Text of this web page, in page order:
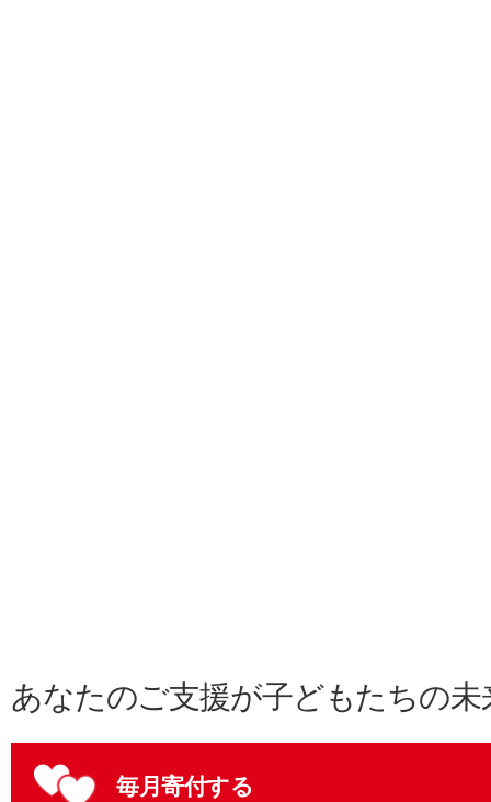
あなたのご支援が子どもたちの
毎月寄付する